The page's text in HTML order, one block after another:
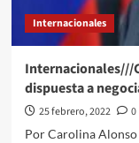
Internacionales
Internacionales///
dispuesta a
25 febrero, 2022
0
Por Carolina